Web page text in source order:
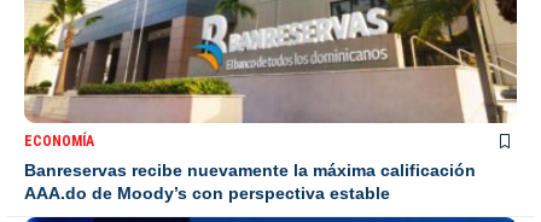
ECONOMÍA
Banreservas recibe nuevamente la máxima calificación
AAA.do de Moody’s con perspectiva estable